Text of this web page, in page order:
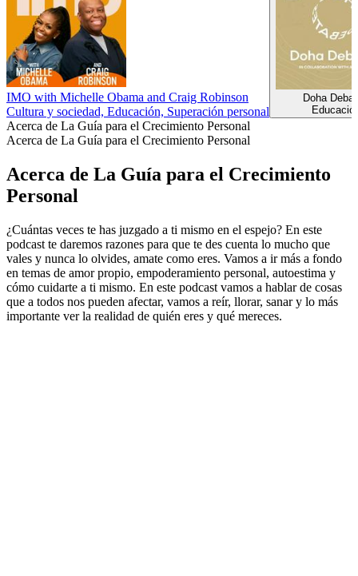
IMO with Michelle Obama and Craig Robinson
Cultura y sociedad, Educación, Superación personal
Doha
Acerca de La Guía para el Crecimiento Personal
Acerca de La Guía para el Crecimiento Personal
Acerca de La Guía para el Crecimiento
Personal
¿Cuántas veces te has juzgado a ti mismo en el espejo? En este
podcast te daremos razones para que te des cuenta lo mucho que
vales y nunca lo olvides, amate como eres. Vamos a ir más a fondo
en temas de amor propio, empoderamiento personal, autoestima y
cómo cuidarte a ti mismo. En este podcast vamos a hablar de cosas
que a todos nos pueden afectar, vamos a reír, llorar, sanar y lo más
importante ver la realidad de quién eres y qué mereces.